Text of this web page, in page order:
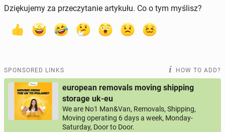
Dziękujemy za przeczytanie artykułu. Co o tym myślisz?
SPONSORED LINKS HOW TO ADD?
european removals moving shipping
storage uk-eu
We are No1 Man&Van, Removals, Shipping,
Moving operating 6 days a week, Monday-
Saturday, Door to Door.